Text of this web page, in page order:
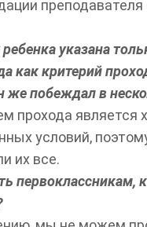
преподавателя
указана
как критерий
же побеждал в
прохода является
условий,
их все.
первоклассникам,